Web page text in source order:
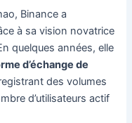
Binance a
à sa vision novatrice
quelques années, elle
d’échange de
des volumes
d’utilisateurs actif